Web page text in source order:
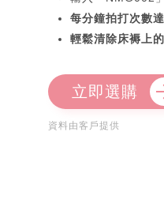
每分鐘拍打次數
輕鬆清除床褥上
立即選購
資料由客戶提供